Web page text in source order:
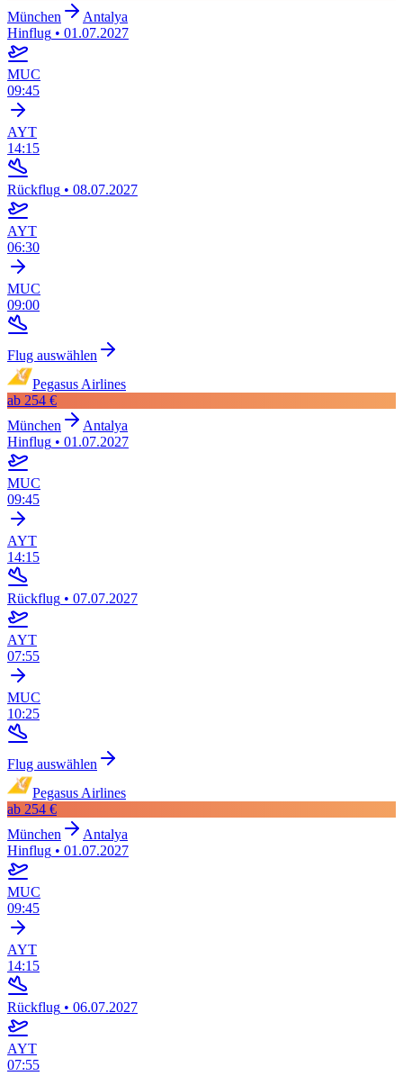
München
Antalya
Hinflug • 01.07.2027
MUC
09:45
AYT
14:15
Rückflug • 08.07.2027
AYT
06:30
MUC
09:00
Flug auswählen
Pegasus Airlines
ab 254 €
München
Antalya
Hinflug • 01.07.2027
MUC
09:45
AYT
14:15
Rückflug • 07.07.2027
AYT
07:55
MUC
10:25
Flug auswählen
Pegasus Airlines
ab 254 €
München
Antalya
Hinflug • 01.07.2027
MUC
09:45
AYT
14:15
Rückflug • 06.07.2027
AYT
07:55